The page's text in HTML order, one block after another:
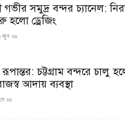
গভীর সমুদ্র বন্দর চ্যানেল:
হলো ড্রেজিং
জুন ২৬
রূপান্তর: চট্টগ্রাম বন্দরে চালু
আদায় ব্যবস্থা
২৬